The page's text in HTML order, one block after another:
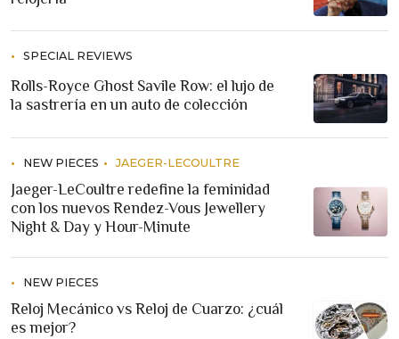
SPECIAL REVIEWS
Rolls-Royce Ghost Savile Row: el lujo de
la sastrería en un auto de colección
NEW PIECES JAEGER-LECOULTRE
Jaeger-LeCoultre redefine la feminidad
con los nuevos Rendez-Vous Jewellery
Night & Day y Hour-Minute
NEW PIECES
Reloj Mecánico vs Reloj de Cuarzo: ¿cuál
es mejor?